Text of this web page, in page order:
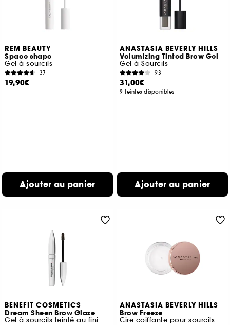
REM BEAUTY
Space shape
Gel à sourcils
37
19,90€
Ajouter au panier
ANASTASIA BEVERLY HILLS
Volumizing Tinted Brow Gel
Gel à Sourcils
93
31,00€
9 teintes disponibles
Ajouter au panier
BENEFIT COSMETICS
Dream Sheen Brow Glaze
Gel à sourcils teinté au fini glossy
ANASTASIA BEVERLY HILLS
Brow Freeze
Cire coiffante pour sourcils Format Voyage